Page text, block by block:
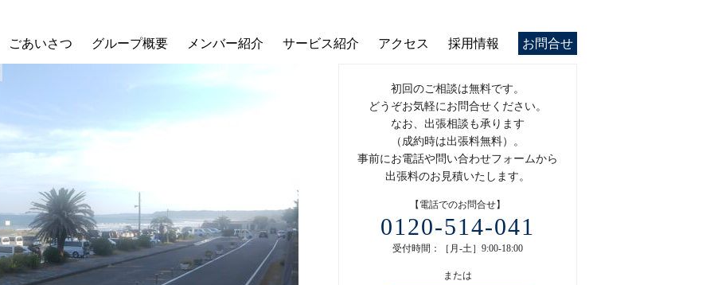
ごあいさつ グループ概要 メンバー紹介 サービス紹介 アクセス 採用情報 お問合せ
初回のご相談は無料です。
どうぞお気軽にお問合せください。
なお、出張相談も承ります
（成約時は出張料無料）。
事前にお電話や問い合わせフォームから
出張料のお見積いたします。
【電話でのお問合せ】
0120-514-041
受付時間：［月-土］9:00-18:00
または